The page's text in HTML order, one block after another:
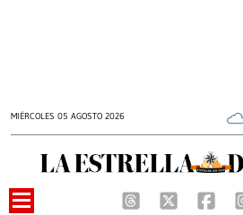
MIÉRCOLES 05 AGOSTO 2026